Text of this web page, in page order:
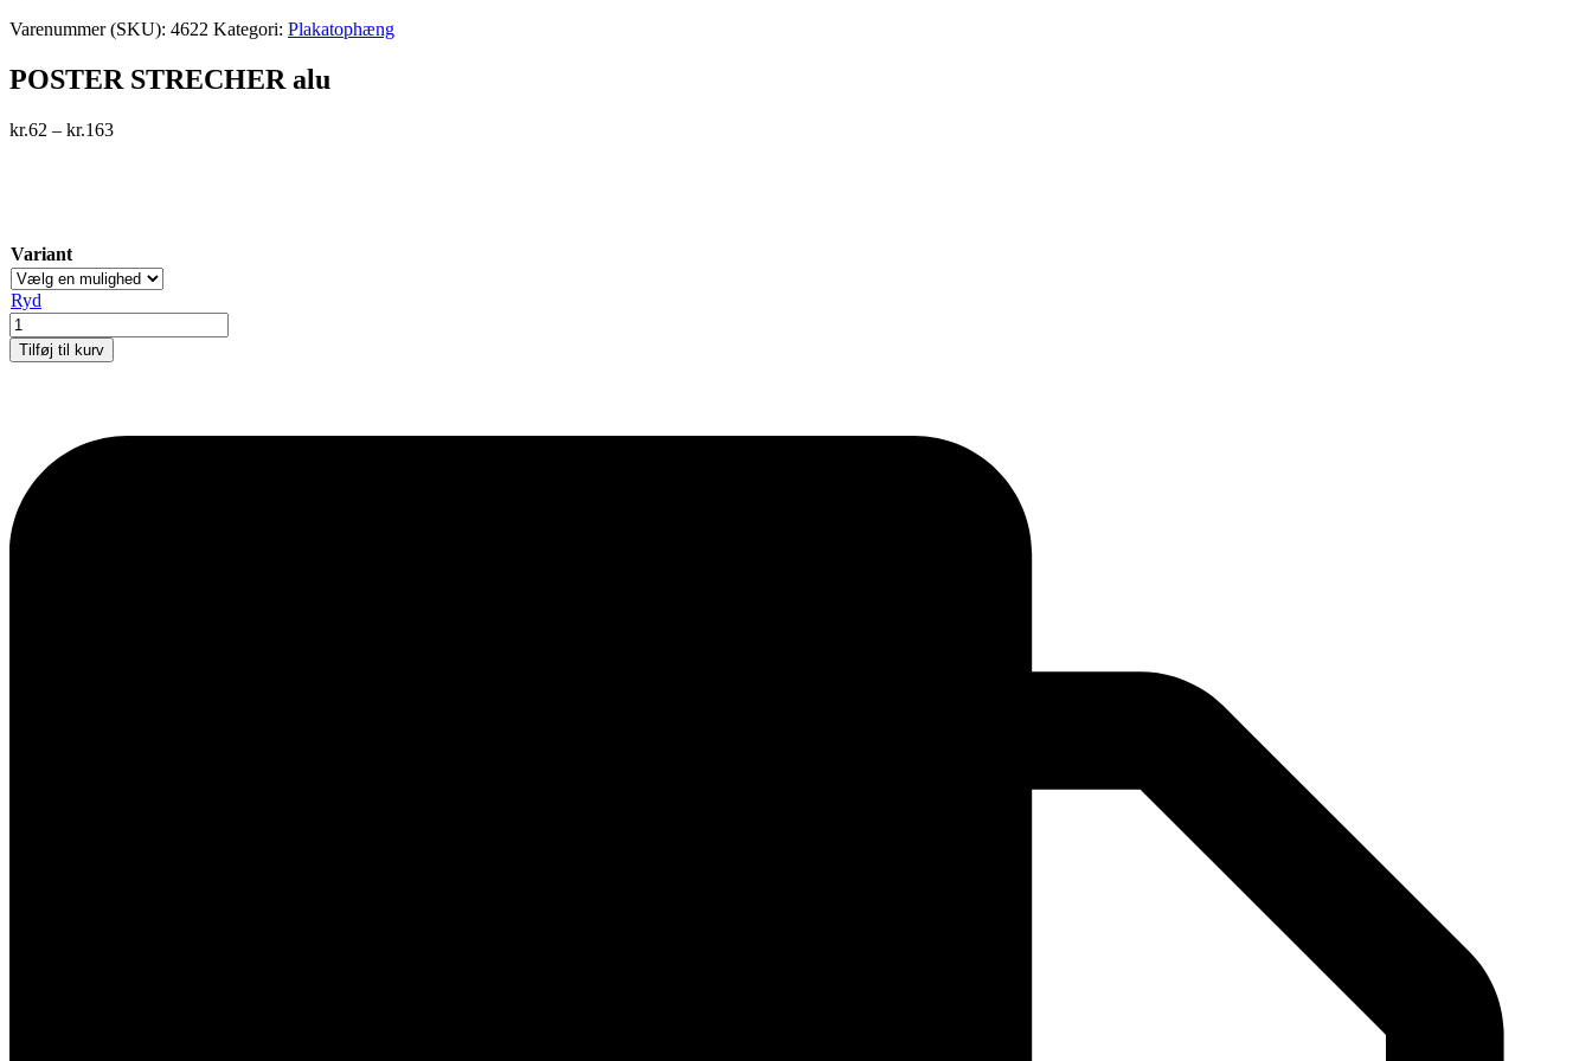
Varenummer (SKU): 4622 Kategori: Plakatophæng
POSTER STRECHER alu
kr.62 – kr.163
Variant
Ryd
POSTER
STRECHER
alu
Tilføj til kurv